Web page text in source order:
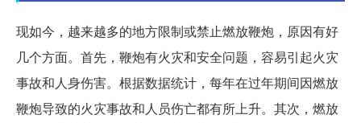
现如今，越来越多的地方限制或禁止燃放鞭炮，原因有好
几个方面。首先，鞭炮有火灾和安全问题，容易引起火灾
事故和人身伤害。根据数据统计，每年在过年期间因燃放
鞭炮导致的火灾事故和人员伤亡都有所上升。其次，燃放